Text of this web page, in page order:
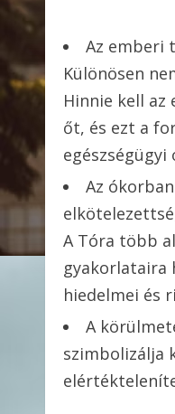
Az emberi
Különösen
Hinnie kell
őt, és ezt a
Az
A Tóra több
gyakorlataira
hiedelmei és
A
szimbolizálja